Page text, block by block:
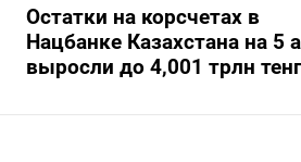
Остатки на корсчетах в
Нацбанке Казахстана на 5
выросли до 4,001 трлн